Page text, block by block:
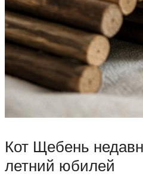
Кот Щебень
летний юбилей